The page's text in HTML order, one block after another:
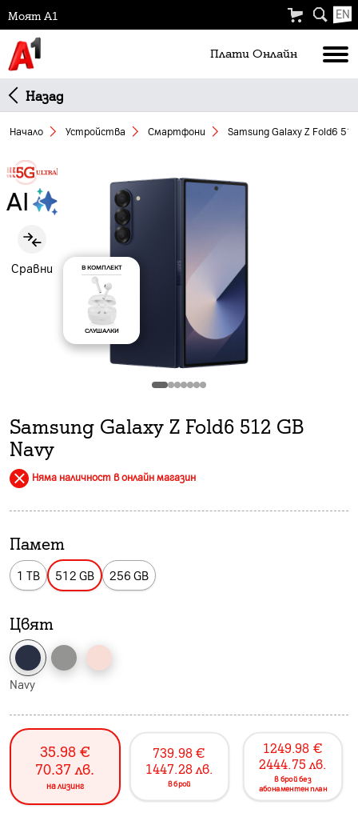
Моят А1 EN
Плати Oнлайн
Назад
Начало Устройства Смартфони Samsung Galaxy Z Fold6
Сравни
Slide 1 of 7
В КОМПЛЕКТ
СЛУШАЛКИ
Samsung Galaxy Z Fold6 512 GB
Navy
Няма наличност в онлайн магазин
Памет
1 TB 512 GB 256 GB
Цвят
Navy
35.98 €
70.37 лв.
на лизинг
739.98 €
1447.28 лв.
в брой
1249.98 €
2444.75 лв.
в брой без
абонаментен план